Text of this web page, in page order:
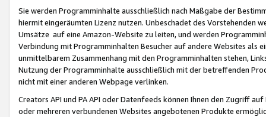
Sie werden Programminhalte ausschließlich nach Maßgabe der
hiermit eingeräumten Lizenz nutzen. Unbeschadet des Vorstehenden
Umsätze auf eine Amazon-Website zu leiten, und werden
Verbindung mit Programminhalten Besucher auf andere Websites als
unmittelbarem Zusammenhang mit den Programminhalten stehen,
Nutzung der Programminhalte ausschließlich mit der betreffenden
nicht mit einer anderen Webpage verlinken.
Creators API und PA API oder Datenfeeds können Ihnen den Zugriff
oder mehreren verbundenen Websites angebotenen Produkte